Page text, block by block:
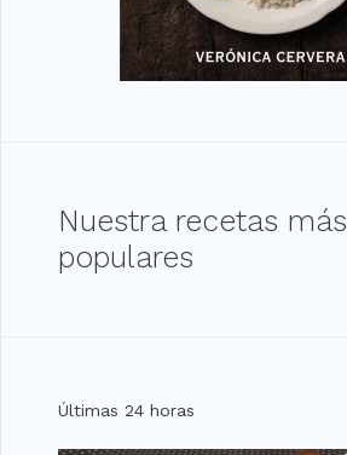
Nuestra recetas más
populares
Últimas 24 horas